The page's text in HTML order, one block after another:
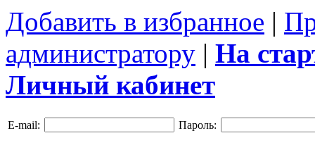
Добавить в избранное |
администратору | На
Личный кабинет
E-mail: Пароль: